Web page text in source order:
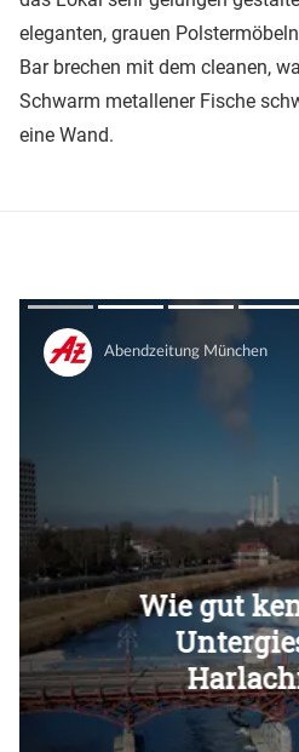
eleganten, grauen
Bar brechen mit dem cleanen,
Schwarm metallener Fische
eine Wand.